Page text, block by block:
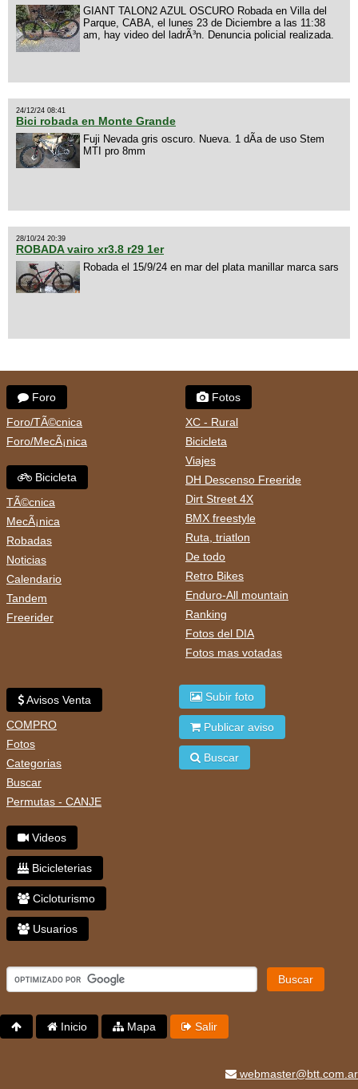
GIANT TALON2 AZUL OSCURO Robada en Villa del
Parque, CABA, el lunes 23 de Diciembre a las 11:38
am, hay video del ladrÃ³n. Denuncia policial realizada.
24/12/24 08:41
Bici robada en Monte Grande
Fuji Nevada gris oscuro. Nueva. 1 dÃ­a de uso Stem
MTI pro 8mm
28/10/24 20:39
ROBADA vairo xr3.8 r29 1er
Robada el 15/9/24 en mar del plata manillar marca sars
Foro
Foro/TÃ©cnica
Foro/MecÃ¡nica
Bicicleta
TÃ©cnica
MecÃ¡nica
Robadas
Noticias
Calendario
Tandem
Freerider
Fotos
XC - Rural
Bicicleta
Viajes
DH Descenso Freeride
Dirt Street 4X
BMX freestyle
Ruta, triatlon
De todo
Retro Bikes
Enduro-All mountain
Ranking
Fotos del DIA
Fotos mas votadas
Avisos Venta
COMPRO
Fotos
Categorias
Buscar
Permutas - CANJE
Videos
Bicicleterias
Cicloturismo
Usuarios
Subir foto
Publicar aviso
Buscar
Buscar
Inicio Mapa Salir
webmaster@btt.com.ar